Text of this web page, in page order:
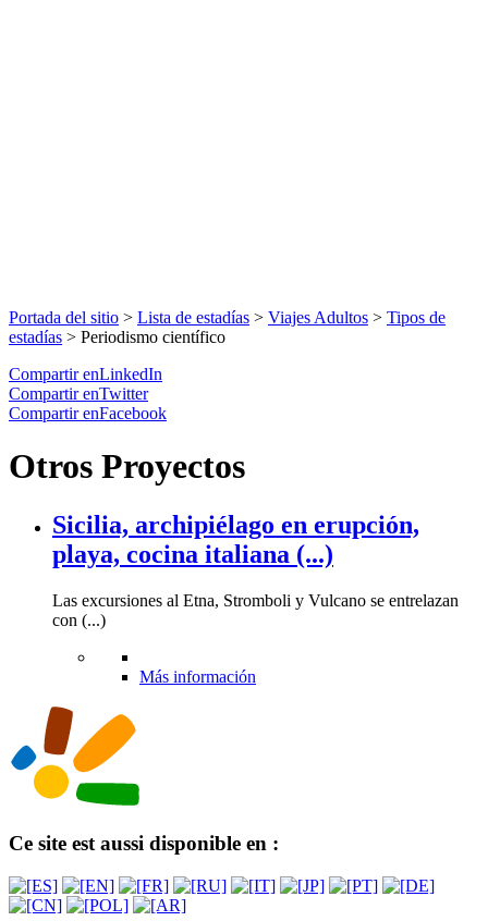
Portada del sitio > Lista de estadías > Viajes Adultos > Tipos de
estadías > Periodismo científico
Compartir enLinkedIn
Compartir enTwitter
Compartir enFacebook
Otros Proyectos
Sicilia, archipiélago en erupción,
playa, cocina italiana (...)
Las excursiones al Etna, Stromboli y Vulcano se entrelazan
con (...)
Más información
Ce site est aussi disponible en :